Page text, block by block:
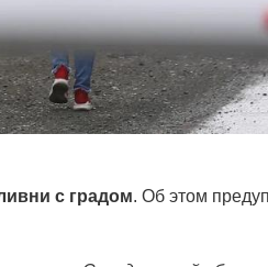
с градом. Об этом